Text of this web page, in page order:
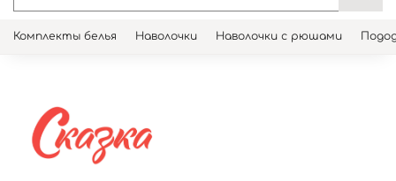
Комплекты белья Наволочки Наволочки с рюшами